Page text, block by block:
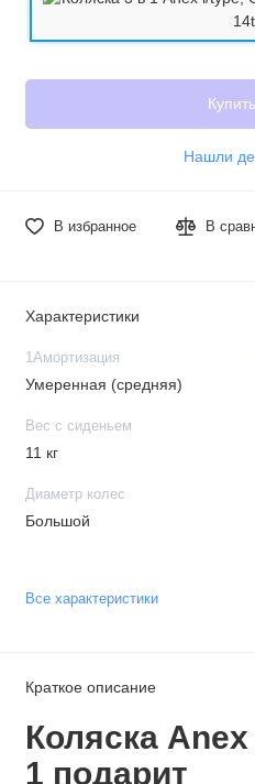
Купить
Нашли
В избранное В
Характеристики
1Амортизация
Умеренная (средняя)
Вес с сиденьем
11 кг
Диаметр колес
Большой
Все характеристики
Краткое описание
Коляска
1 подарит